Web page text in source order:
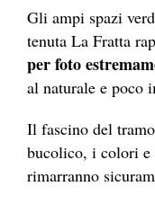
Gli ampi spazi
tenuta La Fratta
per foto
al naturale e poco
Il fascino del
bucolico, i colori e
rimarranno